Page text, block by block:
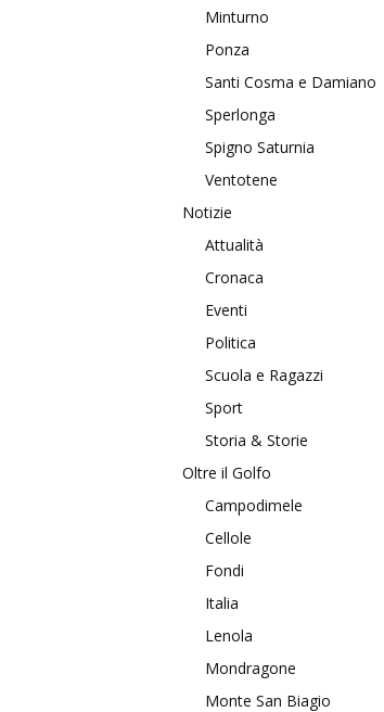
Minturno
Ponza
Santi Cosma e Damiano
Sperlonga
Spigno Saturnia
Ventotene
Notizie
Attualità
Cronaca
Eventi
Politica
Scuola e Ragazzi
Sport
Storia & Storie
Oltre il Golfo
Campodimele
Cellole
Fondi
Italia
Lenola
Mondragone
Monte San Biagio